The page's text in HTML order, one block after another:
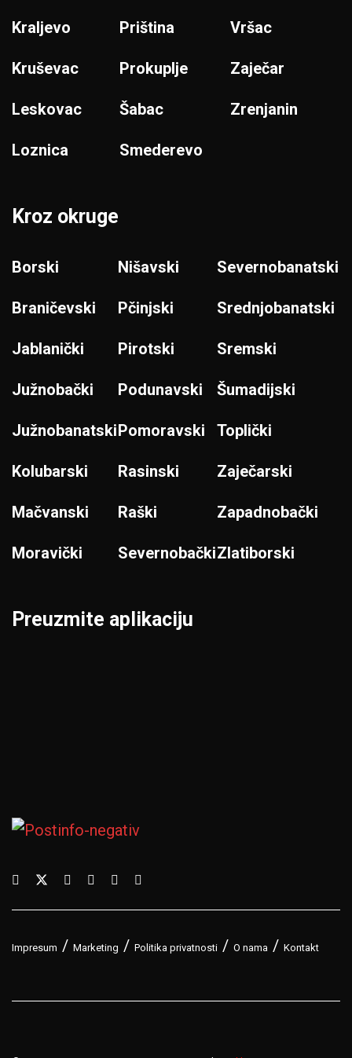
Kraljevo
Kruševac
Leskovac
Loznica
Priština
Prokuplje
Šabac
Smederevo
Vršac
Zaječar
Zrenjanin
Kroz okruge
Borski
Braničevski
Jablanički
Južnobački
Južnobanatski
Kolubarski
Mačvanski
Moravički
Nišavski
Pčinjski
Pirotski
Podunavski
Pomoravski
Rasinski
Raški
Severnobački
Severnobanatski
Srednjobanatski
Sremski
Šumadijski
Toplički
Zaječarski
Zapadnobački
Zlatiborski
Preuzmite aplikaciju
Impresum Marketing Politika privatnosti O nama Kontakt